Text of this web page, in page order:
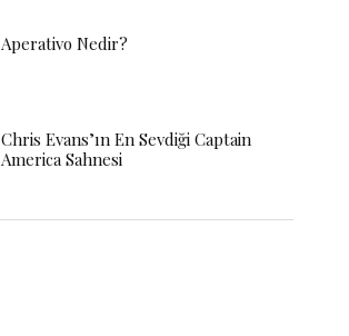
Aperativo Nedir?
Chris Evans’ın En Sevdiği Captain
America Sahnesi